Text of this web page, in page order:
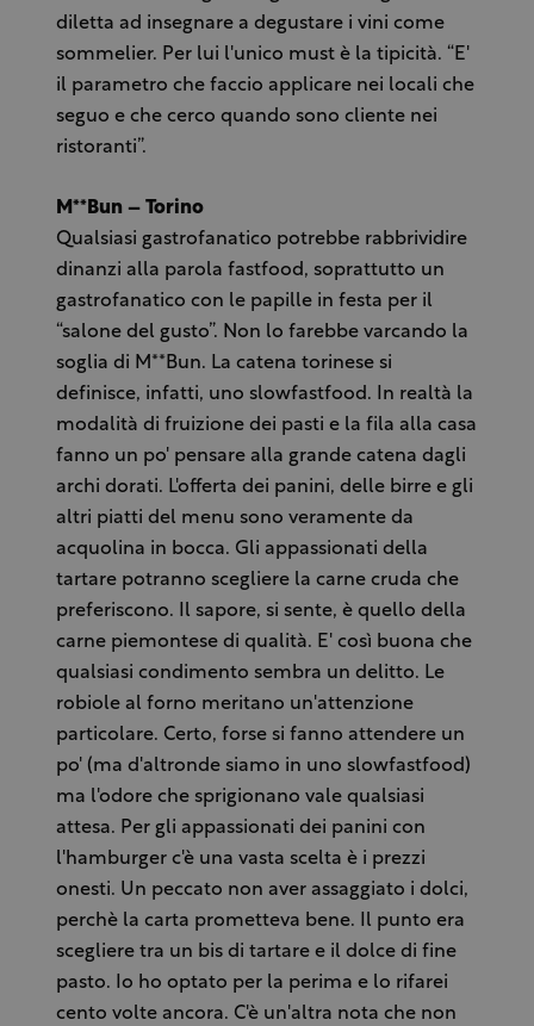
diletta ad insegnare a degustare i vini come
sommelier. Per lui l'unico must è la tipicità. “E'
il parametro che faccio applicare nei locali che
seguo e che cerco quando sono cliente nei
ristoranti”.
M**Bun – Torino
Qualsiasi gastrofanatico potrebbe rabbrividire
dinanzi alla parola fastfood, soprattutto un
gastrofanatico con le papille in festa per il
“salone del gusto”. Non lo farebbe varcando la
soglia di M**Bun. La catena torinese si
definisce, infatti, uno slowfastfood. In realtà la
modalità di fruizione dei pasti e la fila alla casa
fanno un po' pensare alla grande catena dagli
archi dorati. L'offerta dei panini, delle birre e gli
altri piatti del menu sono veramente da
acquolina in bocca. Gli appassionati della
tartare potranno scegliere la carne cruda che
preferiscono. Il sapore, si sente, è quello della
carne piemontese di qualità. E' così buona che
qualsiasi condimento sembra un delitto. Le
robiole al forno meritano un'attenzione
particolare. Certo, forse si fanno attendere un
po' (ma d'altronde siamo in uno slowfastfood)
ma l'odore che sprigionano vale qualsiasi
attesa. Per gli appassionati dei panini con
l'hamburger c'è una vasta scelta è i prezzi
onesti. Un peccato non aver assaggiato i dolci,
perchè la carta prometteva bene. Il punto era
scegliere tra un bis di tartare e il dolce di fine
pasto. Io ho optato per la perima e lo rifarei
cento volte ancora. C'è un'altra nota che non